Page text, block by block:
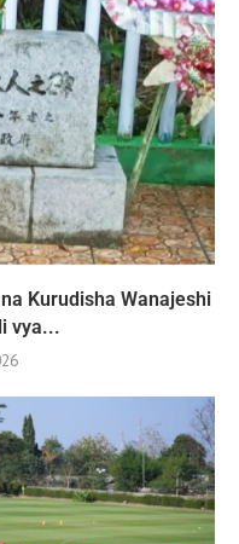
Kurudisha Wanajeshi
vya...